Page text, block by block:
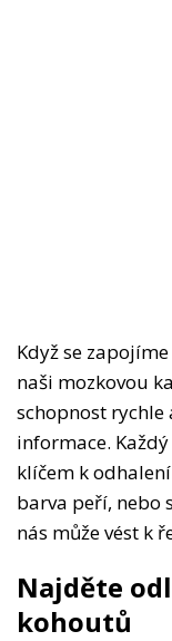
Když se
naši mozkovou
schopnost rychle
informace.
klíčem k
barva peří, nebo
nás může vést k
Najděte
kohoutů